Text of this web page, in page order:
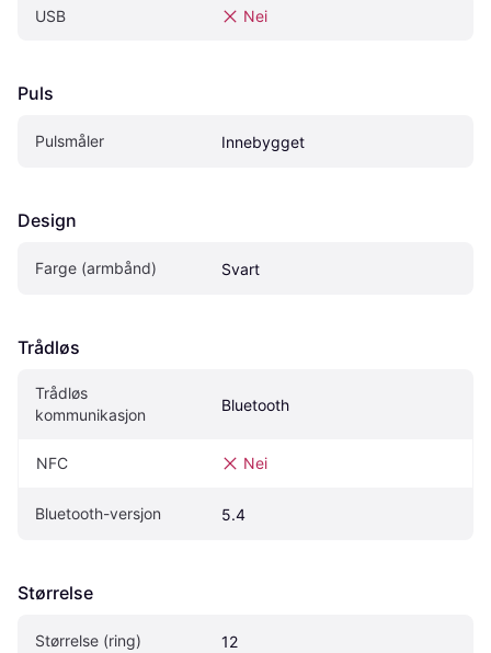
USB Nei
Puls
Pulsmåler Innebygget
Design
Farge (armbånd) Svart
Trådløs
Trådløs
kommunikasjon
Bluetooth
NFC Nei
Bluetooth-versjon 5.4
Størrelse
Størrelse (ring) 12